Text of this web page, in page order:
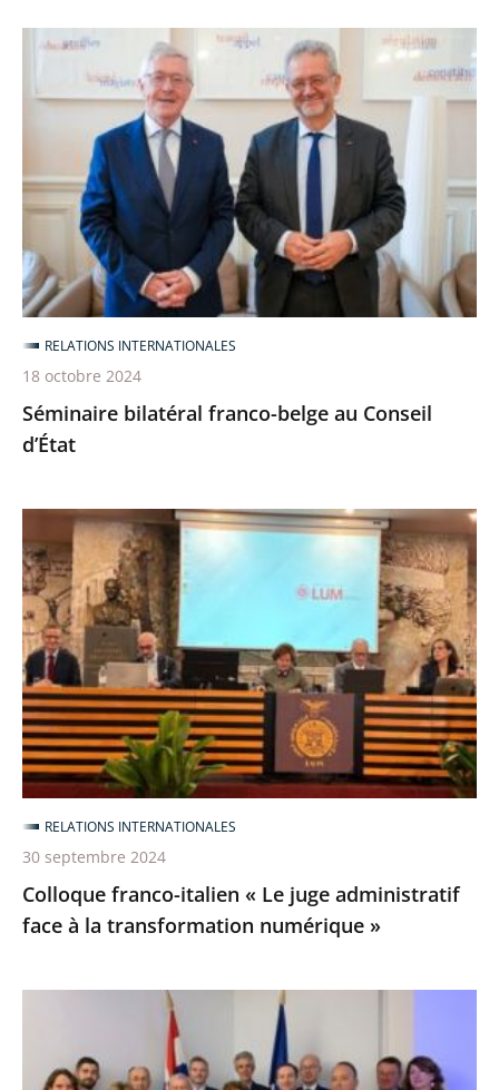
Séminaire
bilatéral
franco-
Conseil
Séminaire bilatéral franco-belge au Conseil
d’État
RELATIONS INTERNATIONALES
18 octobre 2024
Colloque
franco-
italien
«
Le
juge
administratif
face
à
la
transformation
numérique
»
Colloque franco-italien « Le juge administratif
face à la transformation numérique »
RELATIONS INTERNATIONALES
30 septembre 2024
juridiques